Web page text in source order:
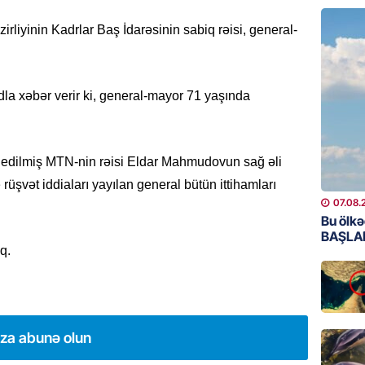
Kadrlar Baş İdarəsinin sabiq rəisi, general-
xəbər verir ki, general-mayor 71 yaşında
MTN-nin rəisi Eldar Mahmudovun sağ əli
iddiaları yayılan general bütün ittihamları
abunə olun
SƏRT
100
rəhbəri
SOSIAL
GÜNDƏM
Əsaslı
Bu